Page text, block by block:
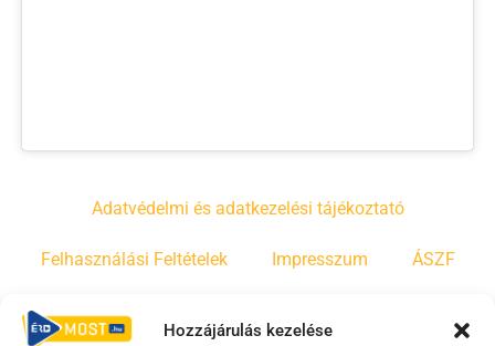
Hozzájárulás kezelése
Adatvédelmi és adatkezelési tájékoztató
Felhasználási Feltételek Impresszum ÁSZF
Irányelvek